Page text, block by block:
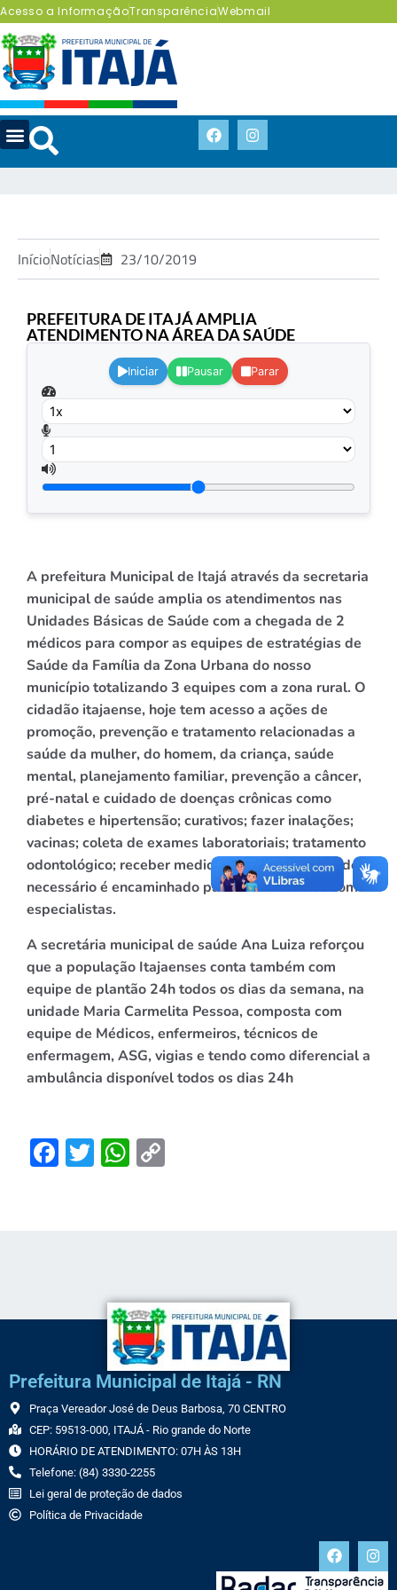
Acesso a InformaçãoTransparênciaWebmail
InícioNotícias 23/10/2019
PREFEITURA DE ITAJÁ AMPLIA
ATENDIMENTO NA ÁREA DA SAÚDE
Iniciar Pausar Parar
A prefeitura Municipal de Itajá através da secretaria
municipal de saúde amplia os atendimentos nas
Unidades Básicas de Saúde com a chegada de 2
médicos para compor as equipes de estratégias de
Saúde da Família da Zona Urbana do nosso
município totalizando 3 equipes com a zona rural. O
cidadão itajaense, hoje tem acesso a ações de
promoção, prevenção e tratamento relacionadas a
saúde da mulher, do homem, da criança, saúde
mental, planejamento familiar, prevenção a câncer,
pré-natal e cuidado de doenças crônicas como
diabetes e hipertensão; curativos; fazer inalações;
vacinas; coleta de exames laboratoriais; tratamento
odontológico; receber medicação básica, e quando
necessário é encaminhado para atendimentos com
especialistas.
A secretária municipal de saúde Ana Luiza reforçou
que a população Itajaenses conta também com
equipe de plantão 24h todos os dias da semana, na
unidade Maria Carmelita Pessoa, composta com
equipe de Médicos,enfermeiros, técnicos de
enfermagem, ASG, vigias e tendo como diferencial a
ambulância disponível todos os dias 24h
Facebook
TwitterWhatsApp
Prefeitura Municipal de Itajá - RN
Praça Vereador José de Deus Barbosa, 70 CENTRO
CEP: 59513-000, ITAJÁ - Rio grande do Norte
HORÁRIO DE ATENDIMENTO: 07H ÀS 13H
Telefone: (84) 3330-2255
Lei geral de proteção de dados
Política de Privacidade